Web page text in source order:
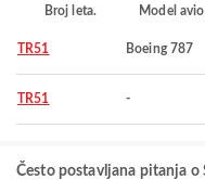
Broj leta. Model
TR51 Boeing 787
TR51 -
Često postavljana pitanja